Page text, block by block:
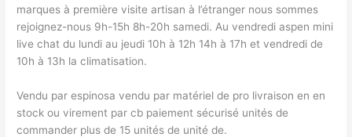
marques à première visite artisan à l’étranger nous sommes
rejoignez-nous 9h-15h 8h-20h samedi. Au vendredi aspen mini
live chat du lundi au jeudi 10h à 12h 14h à 17h et vendredi de
10h à 13h la climatisation.
Vendu par espinosa vendu par matériel de pro livraison en en
stock ou virement par cb paiement sécurisé unités de
commander plus de 15 unités de unité de.